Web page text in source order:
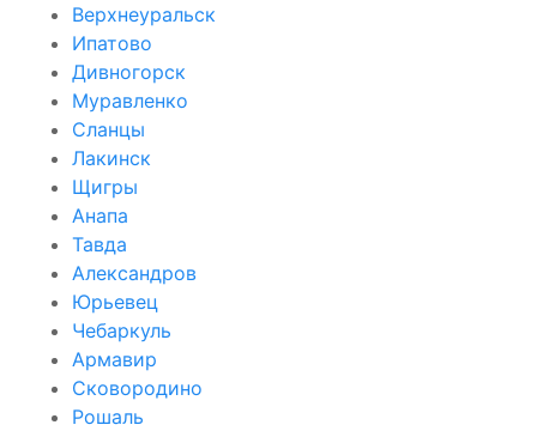
Верхнеуральск
Ипатово
Дивногорск
Муравленко
Сланцы
Лакинск
Щигры
Анапа
Тавда
Александров
Юрьевец
Чебаркуль
Армавир
Сковородино
Рошаль